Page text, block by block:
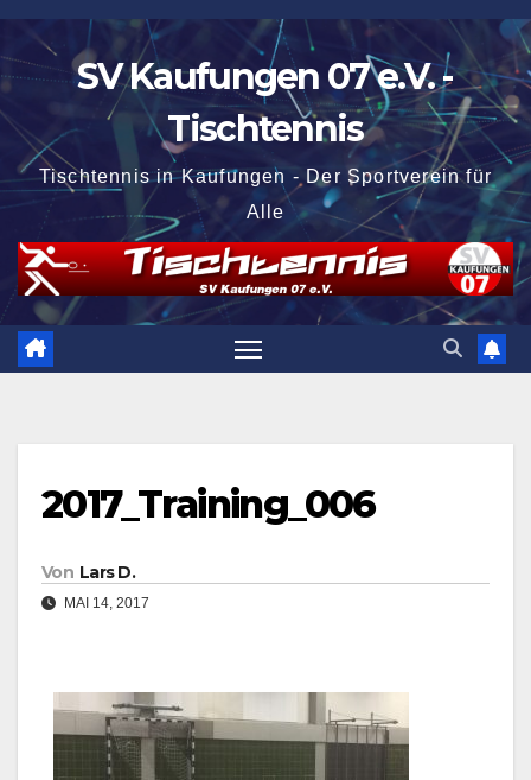
Zum
Inhalt
springen
SV Kaufungen 07 e.V. -
Tischtennis
Tischtennis in Kaufungen - Der Sportverein für
Alle
2017_Training_006
Von Lars D.
MAI 14, 2017